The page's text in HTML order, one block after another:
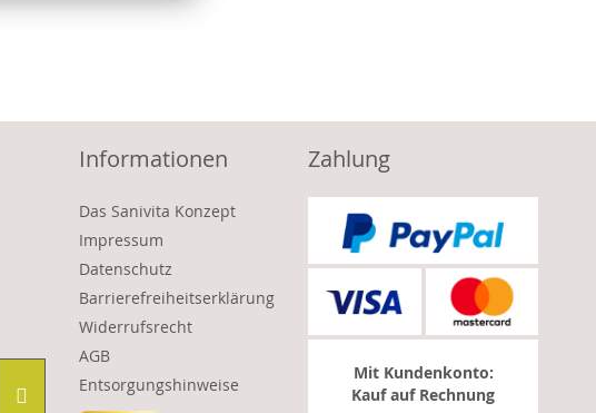
Informationen
Das Sanivita Konzept
Impressum
Datenschutz
Barrierefreiheitserklärung
Widerrufsrecht
AGB
Entsorgungshinweise
Zahlung
Mit Kundenkonto:
Kauf auf Rechnung